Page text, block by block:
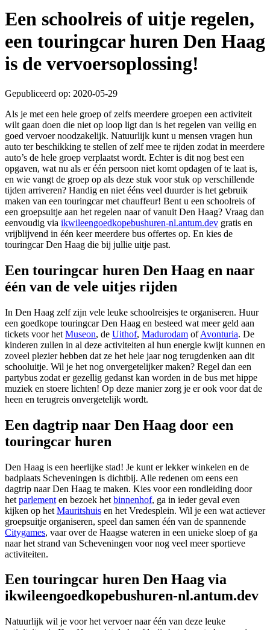
Een schoolreis of uitje regelen,
een touringcar huren Den Haag
is de vervoersoplossing!
Gepubliceerd op: 2020-05-29
Als je met een hele groep of zelfs meerdere groepen een activiteit
wilt gaan doen die niet op loop ligt dan is het regelen van veilig en
goed vervoer noodzakelijk. Natuurlijk kunt u mensen vragen hun
auto ter beschikking te stellen of zelf mee te rijden zodat in meerdere
auto’s de hele groep verplaatst wordt. Echter is dit nog best een
opgaven, wat nu als er één persoon niet komt opdagen of te laat is,
en wie vangt de groep op als deze stuk voor stuk op verschillende
tijden arriveren? Handig en niet ééns veel duurder is het gebruik
maken van een touringcar met chauffeur! Bent u een schoolreis of
een groepsuitje aan het regelen naar of vanuit Den Haag? Vraag dan
eenvoudig via ikwileengoedkopebushuren-nl.antum.dev gratis en
vrijblijvend in één keer meerdere bus offertes op. En kies de
touringcar Den Haag die bij jullie uitje past.
Een touringcar huren Den Haag en naar
één van de vele uitjes rijden
In Den Haag zelf zijn vele leuke schoolreisjes te organiseren. Huur
een goedkope touringcar Den Haag en besteed wat meer geld aan
tickets voor het Museon, de Uithof, Madurodam ofAvonturia. De
kinderen zullen in al deze activiteiten al hun energie kwijt kunnen en
zoveel plezier hebben dat ze het hele jaar nog terugdenken aan dit
schooluitje. Wil je het nog onvergetelijker maken? Regel dan een
partybus zodat er gezellig gedanst kan worden in de bus met hippe
muziek en stoere lichten! Op deze manier zorg je er ook voor dat de
heen en terugreis onvergetelijk wordt.
Een dagtrip naar Den Haag door een
touringcar huren
Den Haag is een heerlijke stad! Je kunt er lekker winkelen en de
badplaats Scheveningen is dichtbij. Alle redenen om eens een
dagtrip naar Den Haag te maken. Kies voor een rondleiding door
het parlement en bezoek het binnenhof, ga in ieder geval even
kijken op het Mauritshuis en het Vredesplein. Wil je een wat actiever
groepsuitje organiseren, speel dan samen één van de spannende
Citygames, vaar over de Haagse wateren in een unieke sloep of ga
naar het strand van Scheveningen voor nog veel meer sportieve
activiteiten.
Een touringcar huren Den Haag via
ikwileengoedkopebushuren-nl.antum.dev
Natuurlijk wil je voor het vervoer naar één van deze leuke